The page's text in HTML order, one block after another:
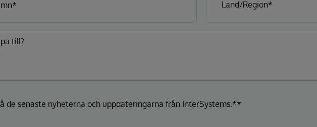
de senaste nyheterna och uppdateringarna från InterSystems.**